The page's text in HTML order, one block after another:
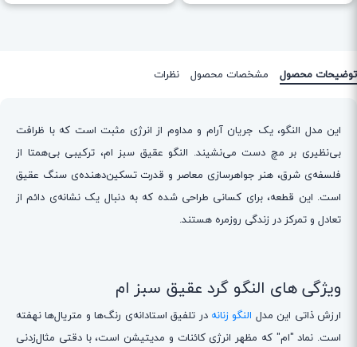
توضیحات محصول مشخصات محصول نظرات
این مدل النگو، یک جریان آرام و مداوم از انرژی مثبت است که با ظرافت
بی‌نظیری بر مچ دست می‌نشیند. النگو عقیق سبز ام، ترکیبی بی‌همتا از
فلسفه‌ی شرق، هنر جواهرسازی معاصر و قدرت تسکین‌دهنده‌ی سنگ عقیق
است. این قطعه، برای کسانی طراحی شده که به دنبال یک نشانه‌ی دائم از
تعادل و تمرکز در زندگی روزمره هستند.
ویژگی های النگو گرد عقیق سبز ام
ارزش ذاتی این مدل النگو زنانه در تلفیق استادانه‌ی رنگ‌ها و متریال‌ها نهفته
است. نماد "ام" که مظهر انرژی کائنات و مدیتیشن است، با دقتی مثال‌زدنی